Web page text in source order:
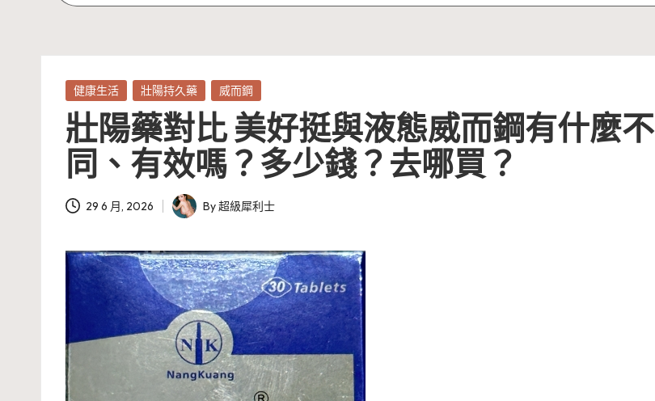
Posted
健康生活 壯陽持久藥 威而鋼
壯陽藥對比 美好挺與液態威而鋼有什麼不
同、有效嗎？多少錢？去哪買？
29 6 月, 2026
Posted
By超級犀利士